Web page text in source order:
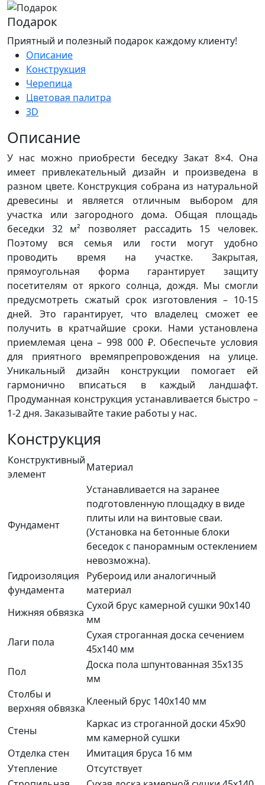
Подарок
Приятный и полезный подарок каждому клиенту!
Описание
Конструкция
Черепица
Цветовая палитра
3D
Описание
У нас можно приобрести беседку Закат 8×4. Она
имеет привлекательный дизайн и произведена в
разном цвете. Конструкция собрана из натуральной
древесины и является отличным выбором для
участка или загородного дома. Общая площадь
беседки 32 м² позволяет рассадить 15 человек.
Поэтому вся семья или гости могут удобно
проводить время на участке. Закрытая,
прямоугольная форма гарантирует защиту
посетителям от яркого солнца, дождя. Мы смогли
предусмотреть сжатый срок изготовления – 10-15
дней. Это гарантирует, что владелец сможет ее
получить в кратчайшие сроки. Нами установлена
приемлемая цена – 998 000 ₽. Обеспечьте условия
для приятного времяпрепровождения на улице.
Уникальный дизайн конструкции помогает ей
гармонично вписаться в каждый ландшафт.
Продуманная конструкция устанавливается быстро –
1-2 дня. Заказывайте такие работы у нас.
Конструкция
Конструктивный
элемент
Материал
Фундамент
Устанавливается на заранее
подготовленную площадку в виде
плиты или на винтовые сваи.
(Установка на бетонные блоки
беседок с панорамным остеклением
невозможна).
Гидроизоляция
фундамента
Рубероид или аналогичный
материал
Нижняя обвязка
Сухой брус камерной сушки 90х140
мм
Лаги пола
Сухая строганная доска сечением
45х140 мм
Пол
Доска пола шпунтованная 35х135
мм
Столбы и
верхняя обвязка
Клееный брус 140х140 мм
Стены
Каркас из строганной доски 45х90
мм камерной сушки
Отделка стен
Имитация бруса 16 мм
Утепление
Отсутствует